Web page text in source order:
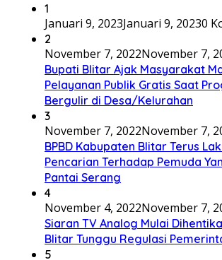
1
Januari 9, 2023Januari 9, 20230
2
November 7, 2022November 7,
Bupati Blitar Ajak Masyarakat
Pelayanan Publik Gratis Saat
Bergulir di Desa/Kelurahan
3
November 7, 2022November 7,
BPBD Kabupaten Blitar Terus
Pencarian Terhadap Pemuda
Pantai Serang
4
November 4, 2022November 7,
Siaran TV Analog Mulai
Blitar Tunggu Regulasi
5